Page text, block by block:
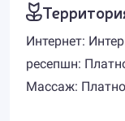
Интернет:
ресепшн:
Массаж: